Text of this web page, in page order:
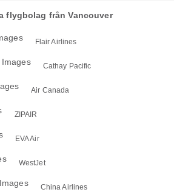
flygbolag från Vancouver
Flair Airlines
Cathay Pacific
Air Canada
ZIPAIR
EVA Air
WestJet
China Airlines